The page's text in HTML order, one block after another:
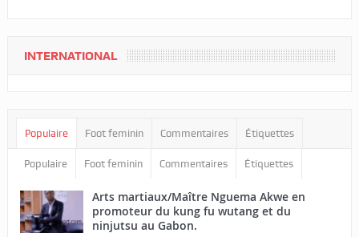
INTERNATIONAL
Populaire Foot feminin Commentaires Étiquettes
Populaire Foot feminin Commentaires Étiquettes
Arts martiaux/Maître Nguema Akwe en
promoteur du kung fu wutang et du
ninjutsu au Gabon.